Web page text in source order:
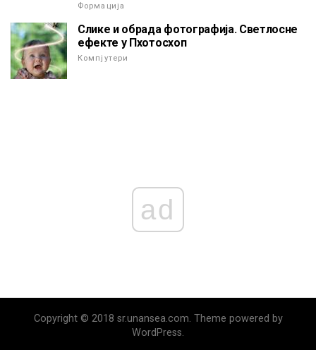
Формација
Слике и обрада фотографија. Светлосне
ефекте у Пхотосхоп
Компјутери
ad
Copyright © 2018 sr.unansea.com. Theme powered by
WordPress.